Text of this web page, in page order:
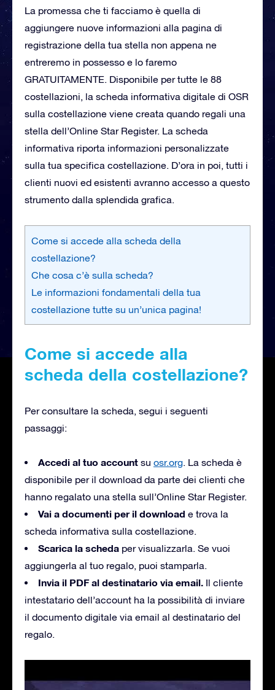
La promessa che ti facciamo è quella di
aggiungere nuove informazioni alla pagina di
registrazione della tua stella non appena ne
entreremo in possesso e lo faremo
GRATUITAMENTE. Disponibile per tutte le 88
costellazioni, la scheda informativa digitale di OSR
sulla costellazione viene creata quando regali una
stella dell’Online Star Register. La scheda
informativa riporta informazioni personalizzate
sulla tua specifica costellazione. D’ora in poi, tutti i
clienti nuovi ed esistenti avranno accesso a questo
strumento dalla splendida grafica.
Come si accede alla scheda della
costellazione?
Che cosa c’è sulla scheda?
Le informazioni fondamentali della tua
costellazione tutte su un’unica pagina!
Come si accede alla
scheda della costellazione?
Per consultare la scheda, segui i seguenti
passaggi:
Accedi al tuo account su osr.org. La scheda è
disponibile per il download da parte dei clienti che
hanno regalato una stella sull’Online Star Register.
Vai a documenti per il download e trova la
scheda informativa sulla costellazione.
Scarica la scheda per visualizzarla. Se vuoi
aggiungerla al tuo regalo, puoi stamparla.
Invia il PDF al destinatario via email. Il cliente
intestatario dell’account ha la possibilità di inviare
il documento digitale via email al destinatario del
regalo.